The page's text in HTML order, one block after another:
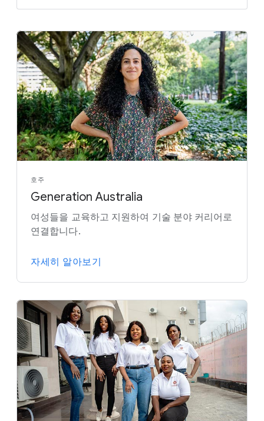
호주
Generation Australia
여성들을 교육하고 지원하여 기술 분야 커리어로
연결합니다.
자세히 알아보기